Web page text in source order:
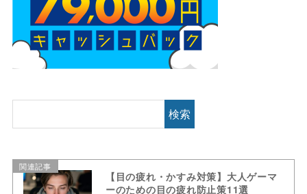
検索
関連記事
【目の疲れ・かすみ対策】大人ゲーマ
ーのための目の疲れ防止策11選